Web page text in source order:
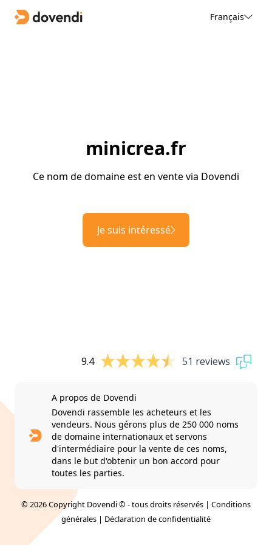
Français
minicrea.fr
Ce nom de domaine est en vente via Dovendi
Je suis intéressé
9.4 51 reviews
A propos de Dovendi
Dovendi rassemble les acheteurs et les
vendeurs. Nous gérons plus de 250 000 noms
de domaine internationaux et servons
d'intermédiaire pour la vente de ces noms,
dans le but d'obtenir un bon accord pour
toutes les parties.
© 2026 Copyright Dovendi © - tous droits réservés | Conditions
générales | Déclaration de confidentialité